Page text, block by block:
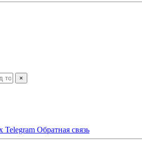
×
Telegram Обратная связь